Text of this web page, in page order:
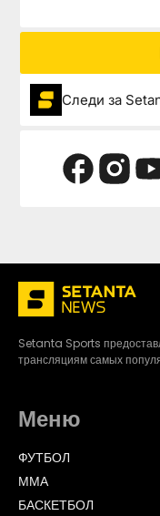
Следи за
Setanta Sports
трансляциям самых
Меню
ФУТБОЛ
ММА
БАСКЕТБОЛ